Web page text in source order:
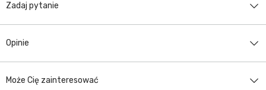
Zadaj pytanie
Opinie
Może Cię zainteresować